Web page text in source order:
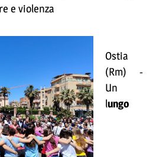
e violenza
Ostia
(Rm) -
Un
lungo